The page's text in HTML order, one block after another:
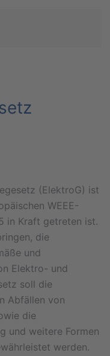
(ElektroG) ist
WEEE-
in Kraft getreten ist.
die
und
Elektro- und
soll die
Abfällen von
die
und weitere Formen
werden.